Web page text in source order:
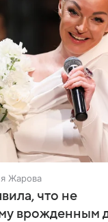
Жарова
что не
врожденным